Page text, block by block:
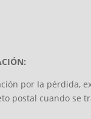
por Ia pérdida,
postal cuando se